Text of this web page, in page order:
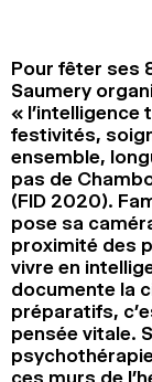
RECHERCHE
Pour fêter ses
Saumery
« l’intelligence
festivités,
ensemble,
pas de
(FID 2020).
pose sa
proximité des
vivre en
documente la
préparatifs,
pensée vitale.
ces murs de